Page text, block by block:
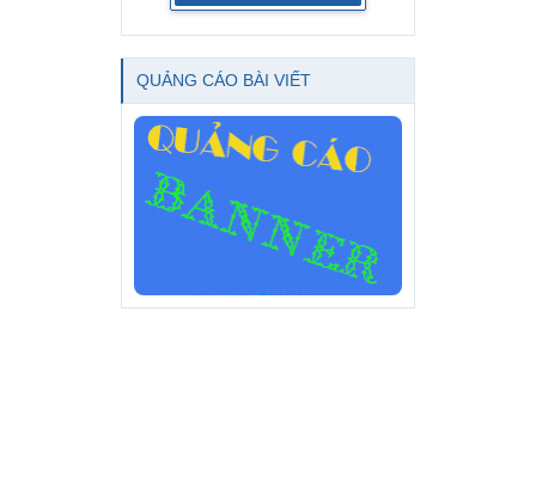
QUẢNG CÁO BÀI VIẾT